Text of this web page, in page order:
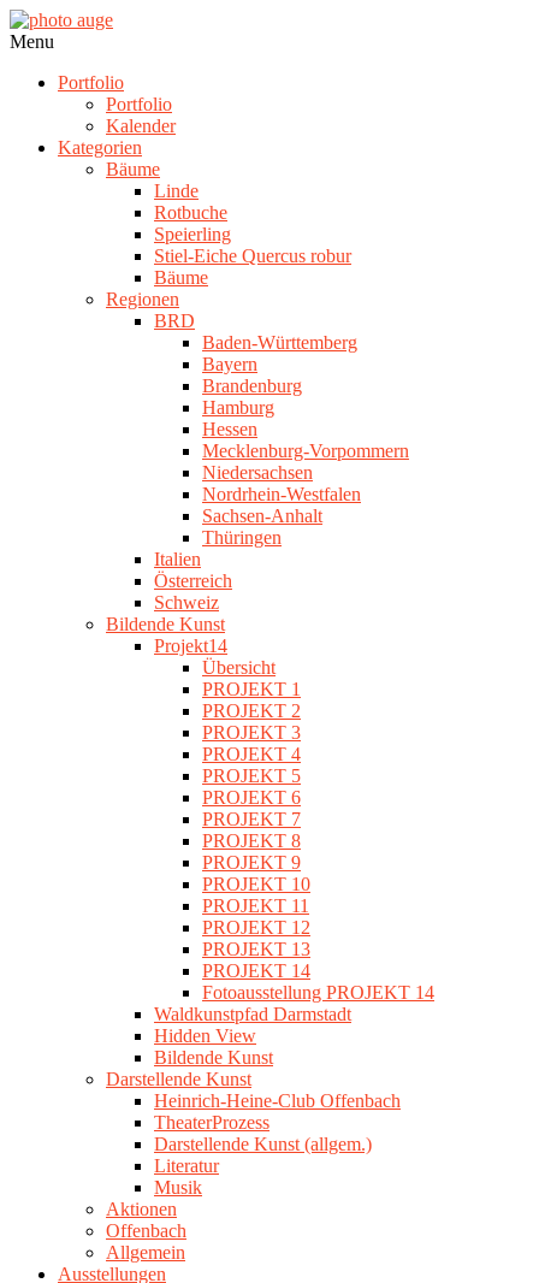
Skip
to
photo
Navigation
Menu
Portfolio
Portfolio
Kalender
Kategorien
Bäume
Linde
Rotbuche
Speierling
Stiel-Eiche Quercus robur
Bäume
Regionen
BRD
Baden-Württemberg
Bayern
Brandenburg
Hamburg
Hessen
Mecklenburg-Vorpommern
Niedersachsen
Nordrhein-Westfalen
Sachsen-Anhalt
Thüringen
Italien
Österreich
Schweiz
Bildende Kunst
Projekt14
Übersicht
PROJEKT 1
PROJEKT 2
PROJEKT 3
PROJEKT 4
PROJEKT 5
PROJEKT 6
PROJEKT 7
PROJEKT 8
PROJEKT 9
PROJEKT 10
PROJEKT 11
PROJEKT 12
PROJEKT 13
PROJEKT 14
Fotoausstellung PROJEKT 14
Waldkunstpfad Darmstadt
Hidden View
Bildende Kunst
Darstellende Kunst
Heinrich-Heine-Club Offenbach
TheaterProzess
Darstellende Kunst (allgem.)
Literatur
Musik
Aktionen
Offenbach
Allgemein
Ausstellungen